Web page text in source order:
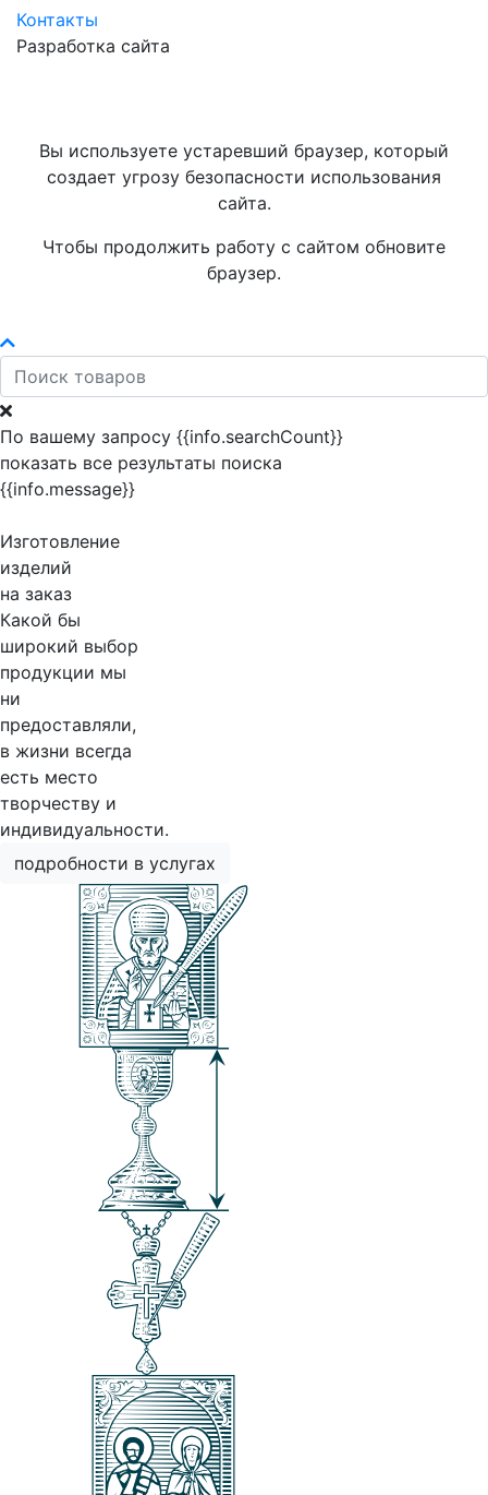
Контакты
Разработка сайта
Вы используете устаревший браузер, который
создает угрозу безопасности использования
сайта.
Чтобы продолжить работу с сайтом обновите
браузер.
По вашему запросу {{info.searchCount}}
показать все результаты поиска
{{info.message}}
Изготовление
изделий
на заказ
Какой бы
широкий выбор
продукции мы
ни
предоставляли,
в жизни всегда
есть место
творчеству и
индивидуальности.
подробности в услугах